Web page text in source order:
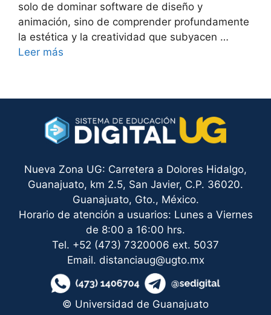
solo de dominar software de diseño y
animación, sino de comprender profundamente
la estética y la creatividad que subyacen …
Leer más
Nueva Zona UG: Carretera a Dolores Hidalgo,
Guanajuato, km 2.5, San Javier, C.P. 36020.
Guanajuato, Gto., México.
Horario de atención a usuarios: Lunes a Viernes
de 8:00 a 16:00 hrs.
Tel. +52 (473) 7320006 ext. 5037
Email. distanciaug@ugto.mx
© Universidad de Guanajuato